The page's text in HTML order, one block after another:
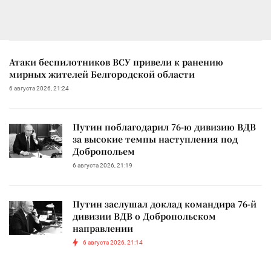
Атаки беспилотников ВСУ привели к ранению
мирных жителей Белгородской области
6 августа 2026, 21:24
Путин поблагодарил 76-ю дивизию ВДВ
за высокие темпы наступления под
Добропольем
6 августа 2026, 21:19
Путин заслушал доклад командира 76-й
дивизии ВДВ о Добропольском
направлении
6 августа 2026, 21:14